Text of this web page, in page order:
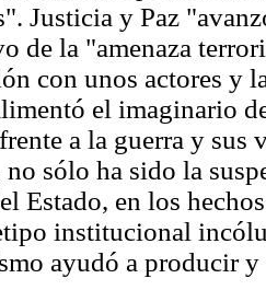
Justicia y Paz
de la "amenaza
con unos actores y
el imaginario
a la guerra y sus
sólo ha sido la
Estado, en los
institucional
ayudó a producir